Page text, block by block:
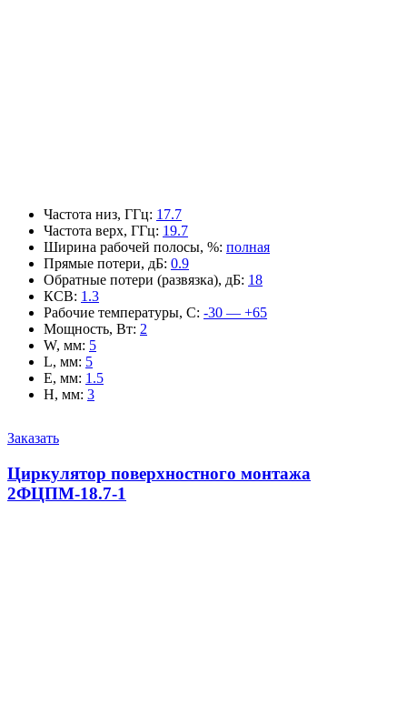
Частота низ, ГГц: 17.7
Частота верх, ГГц: 19.7
Ширина рабочей полосы, %: полная
Прямые потери, дБ: 0.9
Обратные потери (развязка), дБ: 18
КСВ: 1.3
Рабочие температуры, С: -30 — +65
Мощность, Вт: 2
W, мм: 5
L, мм: 5
E, мм: 1.5
H, мм: 3
Заказать
Циркулятор поверхностного монтажа
2ФЦПМ-18.7-1